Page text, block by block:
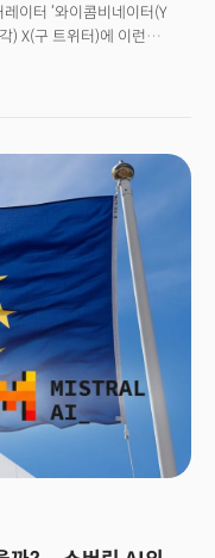
이터 ‘와이콤비네이터(Y
) X(구 트위터)에 이런
런티어(최첨단) AI로
발자가 페이블 5를 사용하지
원씩 사라지고 있다는
향력, 의존도가 얼마나 지